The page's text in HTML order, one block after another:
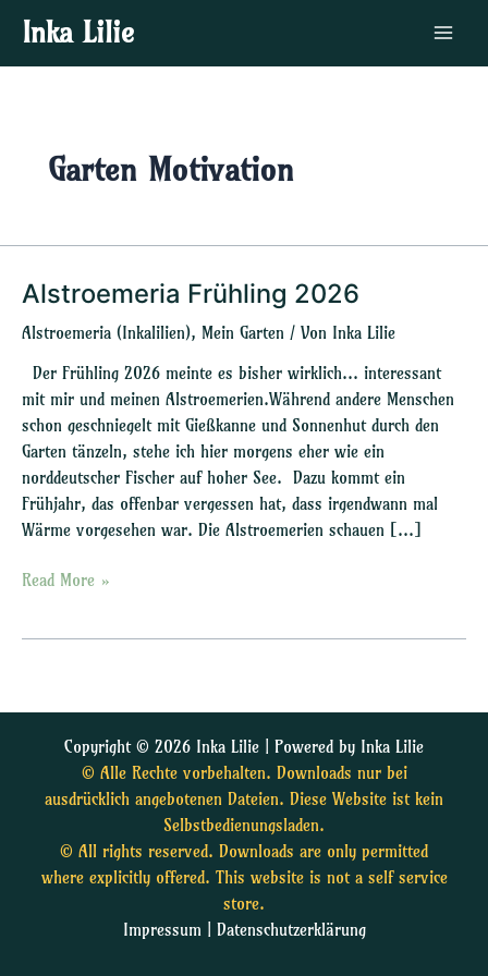
Inhalt
springen
Inka Lilie
Main
Menu
Garten Motivation
Alstroemeria Frühling 2026
Alstroemeria (Inkalilien), Mein Garten / Von Inka Lilie
Der Frühling 2026 meinte es bisher wirklich… interessant
mit mir und meinen Alstroemerien.Während andere Menschen
schon geschniegelt mit Gießkanne und Sonnenhut durch den
Garten tänzeln, stehe ich hier morgens eher wie ein
norddeutscher Fischer auf hoher See. Dazu kommt ein
Frühjahr, das offenbar vergessen hat, dass irgendwann mal
Wärme vorgesehen war. Die Alstroemerien schauen […]
Alstroemeria
2026
Read More »
Copyright © 2026 Inka Lilie | Powered by Inka Lilie
© Alle Rechte vorbehalten. Downloads nur bei
ausdrücklich angebotenen Dateien. Diese Website ist kein
Selbstbedienungsladen.
© All rights reserved. Downloads are only permitted
where explicitly offered. This website is not a self service
store.
Impressum| Datenschutzerklärung